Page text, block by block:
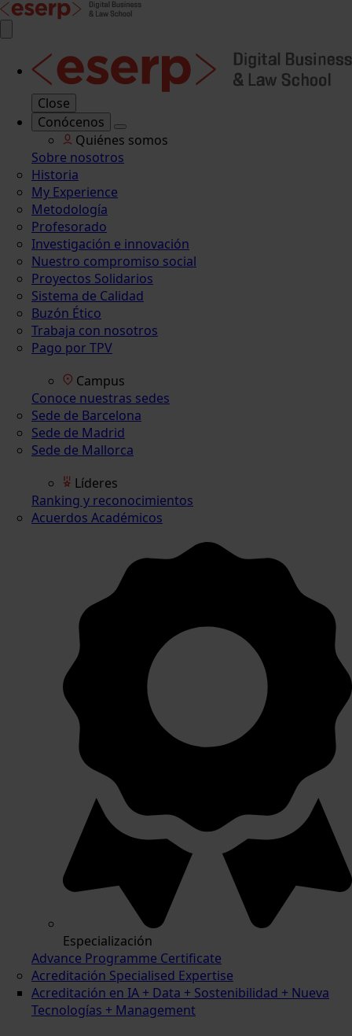
Close
Conócenos
Quiénes somos
Sobre nosotros
Historia
My Experience
Metodología
Profesorado
Investigación e innovación
Nuestro compromiso social
Proyectos Solidarios
Sistema de Calidad
Buzón Ético
Trabaja con nosotros
Pago por TPV
Campus
Conoce nuestras sedes
Sede de Barcelona
Sede de Madrid
Sede de Mallorca
Líderes
Ranking y reconocimientos
Acuerdos Académicos
Especialización
Advance Programme Certificate
Acreditación Specialised Expertise
Acreditación en IA + Data + Sostenibilidad + Nueva
Tecnologías + Management